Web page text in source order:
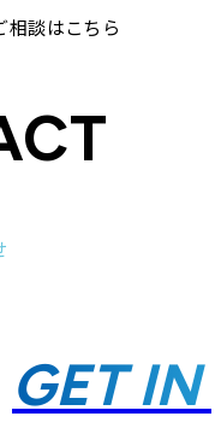
リシー
相談はこちら
GET IN